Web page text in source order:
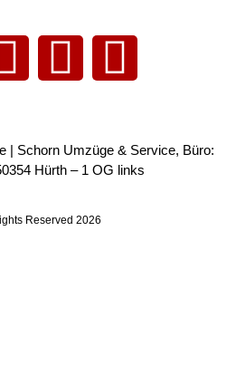
| Schorn Umzüge & Service, Büro:
Hürth – 1 OG links
Reserved 2026